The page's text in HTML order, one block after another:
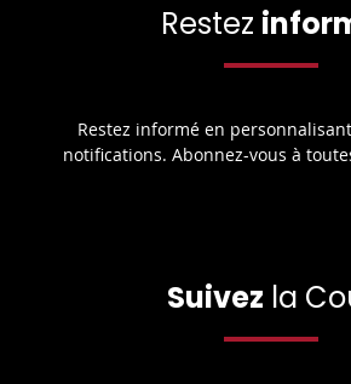
Restez
Restez informé en
notifications. Abonnez-vous à
Suivez la